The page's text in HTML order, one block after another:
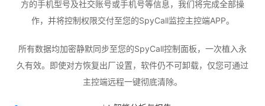
方的手机型号及社交账号或手机号等信息，我们将完成全部操
作，并将控制权限交付至您的SpyCall监控主控端APP。
所有数据均加密静默同步至您的SpyCall控制面板，一次植入永
久有效。即使对方恢复出厂设置，软件仍不可卸载，仅您可通过
主控端远程一键彻底清除。